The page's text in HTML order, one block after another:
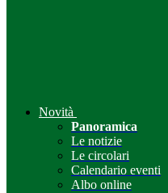
Novità
Panoramica
Le notizie
Le circolari
Calendario eventi
Albo online